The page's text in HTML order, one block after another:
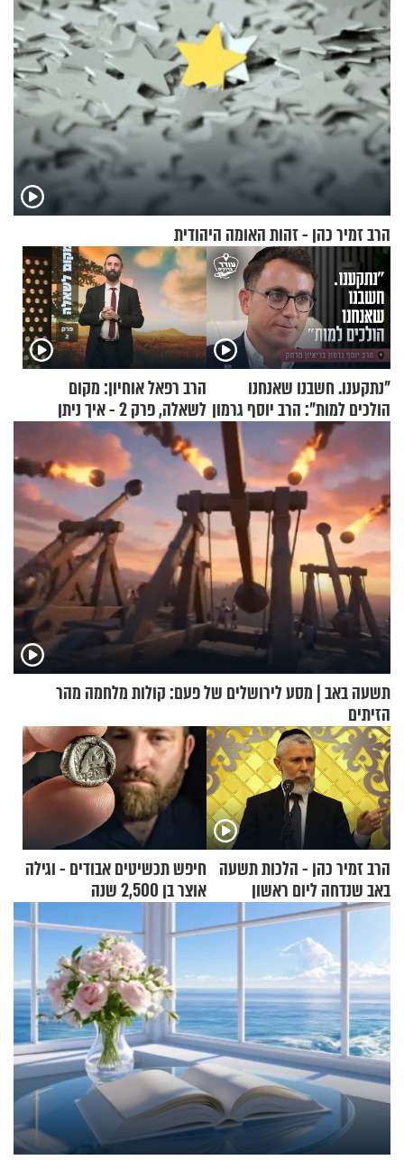
הרב זמיר כהן - זהות האומה היהודית
"נתקענו. חשבנו שאנחנו
הולכים למות": הרב יוסף גרמון
בריאיון מרתק
הרב רפאל אוחיון: מקום
לשאלה, פרק 2 - איך ניתן
להוכיח שהתורה משמיים?
תשעה באב | מסע לירושלים של פעם: קולות מלחמה מהר
הזיתים
הרב זמיר כהן - הלכות תשעה
באב שנדחה ליום ראשון
חיפש תכשיטים אבודים - וגילה
אוצר בן 2,500 שנה